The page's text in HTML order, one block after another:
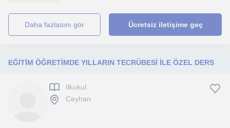
daha fazlasını gör Ücretsiz iletişime geç
EĞİTİM ÖĞRETİMDE YILLARIN TECRÜBESİ İLE ÖZEL DERS
Ilkokul
Ceyhan